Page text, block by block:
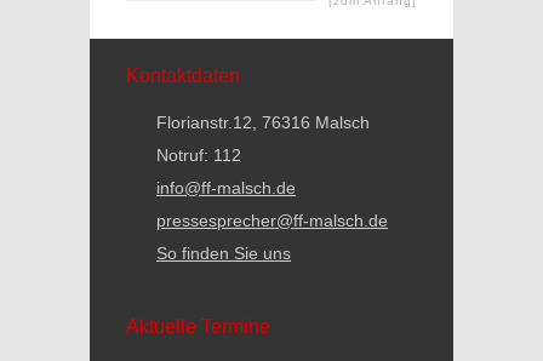
Kontaktdaten
Florianstr.12, 76316 Malsch
Notruf: 112
info@ff-malsch.de
pressesprecher@ff-malsch.de
So finden Sie uns
Aktuelle Termine